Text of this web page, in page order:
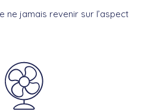
ne jamais revenir sur l’aspect